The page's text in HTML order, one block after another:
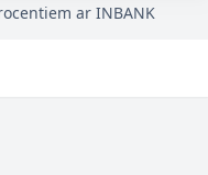
ar INBANK